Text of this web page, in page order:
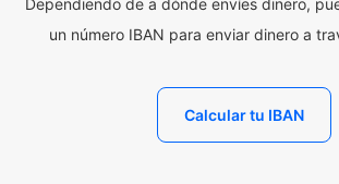
Dependiendo de a dónde envíes dinero,
un número IBAN para enviar dinero a
Calcular tu IBAN